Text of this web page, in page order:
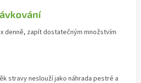
denně, zapít dostatečným množstvím
stravy neslouží jako náhrada pestré a